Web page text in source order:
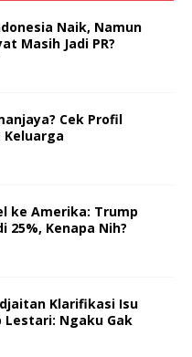
Naik, Namun
Masih Jadi PR?
Cek Profil
Keluarga
ke Amerika: Trump
25%, Kenapa Nih?
Klarifikasi Isu
Lestari: Ngaku Gak